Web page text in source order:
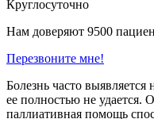
Круглосуточно
Нам доверяют 9500
Перезвоните мне!
Болезнь часто выявляется
ее полностью не удается.
паллиативная помощь